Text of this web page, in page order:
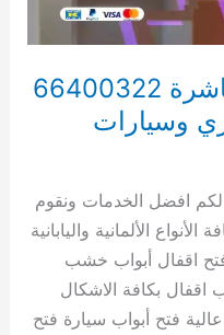
فتح اقفال المنطقة العاشرة 66400322
وسيارات
لكم افضل الخدمات ونقوم
الألمانية واليابانية
اقفال أبواب خشب
اقفال بكافة الاشكال
فتح أبواب سيارة فتح